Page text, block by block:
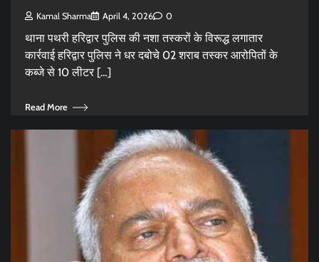
Kamal Sharma April 4, 2026 0
थाना पथरी हरिद्वार पुलिस की नशा तस्करों के विरूद्ध लगातार
कार्रवाई हरिद्वार पुलिस ने धर दबोचे 02 शराब तस्कर आरोपितों के
कब्जे से 10 लीटर […]
Read More